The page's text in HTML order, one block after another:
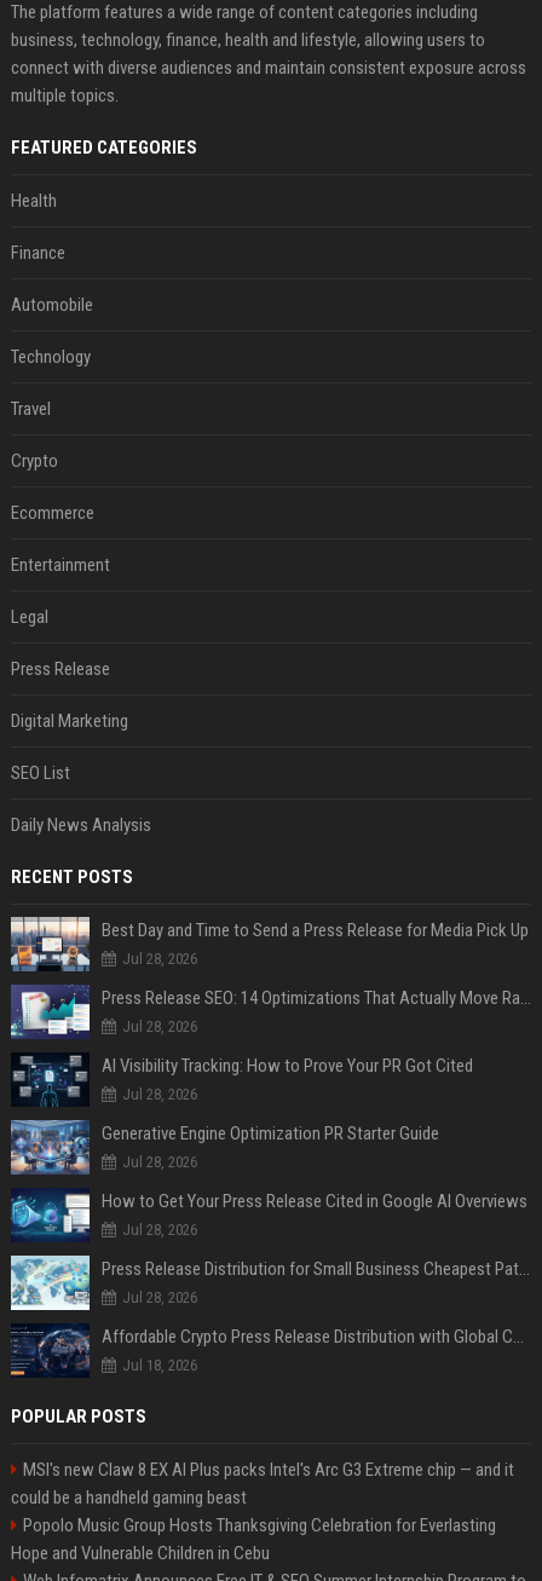
The platform features a wide range of content categories including
business, technology, finance, health and lifestyle, allowing users to
connect with diverse audiences and maintain consistent exposure across
multiple topics.
FEATURED CATEGORIES
Health
Finance
Automobile
Technology
Travel
Crypto
Ecommerce
Entertainment
Legal
Press Release
Digital Marketing
SEO List
Daily News Analysis
RECENT POSTS
Best Day and Time to Send a Press Release for Media Pick Up
Jul 28, 2026
Press Release SEO: 14 Optimizations That Actually Move Rankings
Jul 28, 2026
AI Visibility Tracking: How to Prove Your PR Got Cited
Jul 28, 2026
Generative Engine Optimization PR Starter Guide
Jul 28, 2026
How to Get Your Press Release Cited in Google AI Overviews
Jul 28, 2026
Press Release Distribution for Small Business Cheapest Path to Real Coverage
Jul 28, 2026
Affordable Crypto Press Release Distribution with Global Coverage
Jul 18, 2026
POPULAR POSTS
MSI's new Claw 8 EX AI Plus packs Intel's Arc G3 Extreme chip — and it
could be a handheld gaming beast
Popolo Music Group Hosts Thanksgiving Celebration for Everlasting
Hope and Vulnerable Children in Cebu